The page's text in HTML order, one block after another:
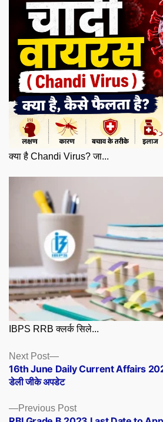
क्या है Chandi Virus? जा...
IBPS RRB क्लर्क सिले...
Posts
navigation
Previous PostPrevious
post:
Next Post
Next
post:
16th June Daily Current Affairs
डेली जीके अपडेट